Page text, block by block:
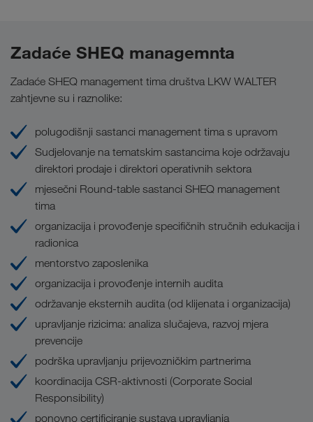
Zadaće SHEQ managemnta
Zadaće SHEQ management tima društva LKW WALTER
zahtjevne su i raznolike:
polugodišnji sastanci management tima s upravom
Sudjelovanje na tematskim sastancima koje održavaju
direktori prodaje i direktori operativnih sektora
mjesečni Round-table sastanci SHEQ management
tima
organizacija i provođenje specifičnih stručnih edukacija i
radionica
mentorstvo zaposlenika
organizacija i provođenje internih audita
održavanje eksternih audita (od klijenata i organizacija)
upravljanje rizicima: analiza slučajeva, razvoj mjera
prevencije
podrška upravljanju prijevozničkim partnerima
koordinacija CSR-aktivnosti (Corporate Social
Responsibility)
ponovno certificiranje sustava upravljanja